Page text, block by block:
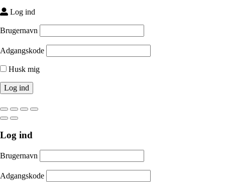
Log ind
Brugernavn
Adgangskode
Husk mig
Log ind
Brugernavn
Adgangskode